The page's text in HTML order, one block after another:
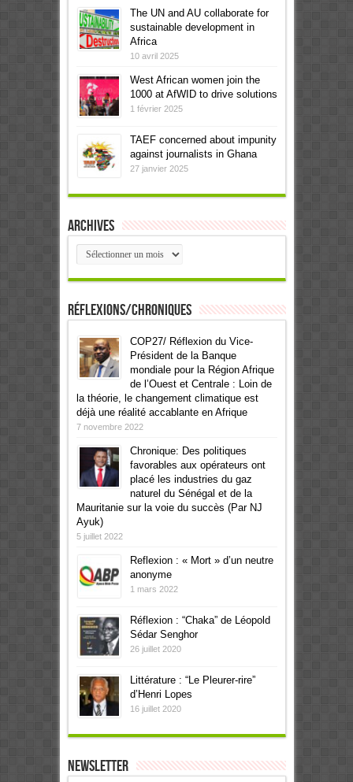
The UN and AU collaborate for
sustainable development in
Africa
10 avril 2025
West African women join the
1000 at AfWID to drive solutions
1 février 2025
TAEF concerned about impunity
against journalists in Ghana
27 janvier 2025
Archives
Archives
Réflexions/Chroniques
COP27/ Réflexion du Vice-
Président de la Banque
mondiale pour la Région Afrique
de l’Ouest et Centrale : Loin de
la théorie, le changement climatique est
déjà une réalité accablante en Afrique
7 novembre 2022
Chronique: Des politiques
favorables aux opérateurs ont
placé les industries du gaz
naturel du Sénégal et de la
Mauritanie sur la voie du succès (Par NJ
Ayuk)
5 juillet 2022
Reflexion : « Mort » d’un neutre
anonyme
1 mars 2022
Réflexion : “Chaka” de Léopold
Sédar Senghor
26 juillet 2020
Littérature : “Le Pleurer-rire”
d’Henri Lopes
16 juillet 2020
Newsletter